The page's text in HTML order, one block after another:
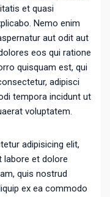
et quasi
Nemo enim
aut odit aut
eos qui ratione
quisquam est, qui
adipisci
tempora incidunt ut
voluptatem.
adipisicing elit,
labore et dolore
quis nostrud
ex ea commodo